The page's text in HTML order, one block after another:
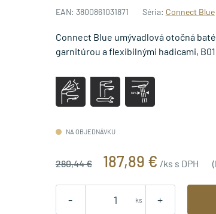
EAN: 3800861031871 Séria: Connect Blue
Connect Blue umývadlová otočná
garnitúrou a flexibilnými hadicami,
NA OBJEDNÁVKU
280,44 € 187,89 € /ks s DPH
- +
ks